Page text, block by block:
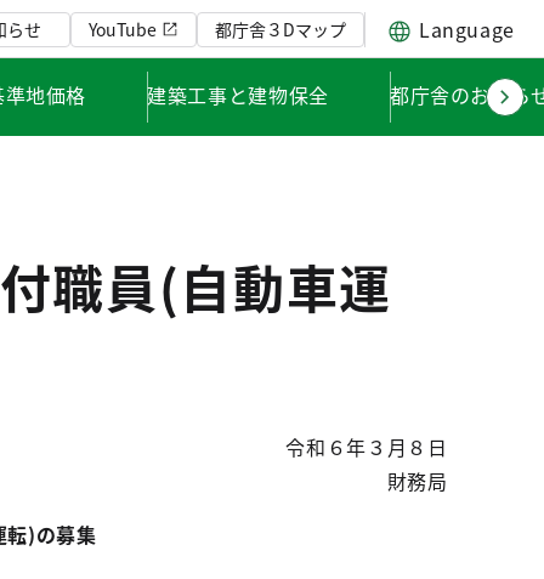
らせ YouTube 都庁舎３Dマップ Language
地価格 建築工事と建物保全 都庁舎のお知ら
職員(自動車運
令和６年３月８日
財務局
転)の募集